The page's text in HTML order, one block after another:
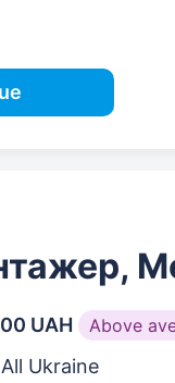
UAH Above
All Ukraine